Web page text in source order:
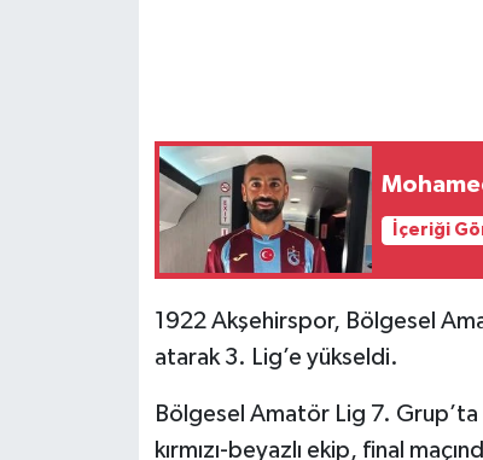
İçeriği
1922 Akşehirspor, Bölgesel
atarak 3. Lig’e yükseldi.
Bölgesel Amatör Lig 7.
kırmızı-beyazlı ekip, final